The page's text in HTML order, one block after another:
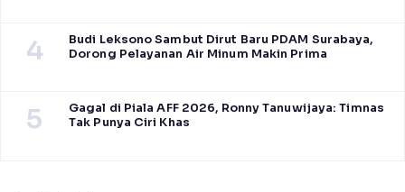
4
Budi Leksono Sambut Dirut Baru PDAM Surabaya,
Dorong Pelayanan Air Minum Makin Prima
5
Gagal di Piala AFF 2026, Ronny Tanuwijaya: Timnas
Tak Punya Ciri Khas